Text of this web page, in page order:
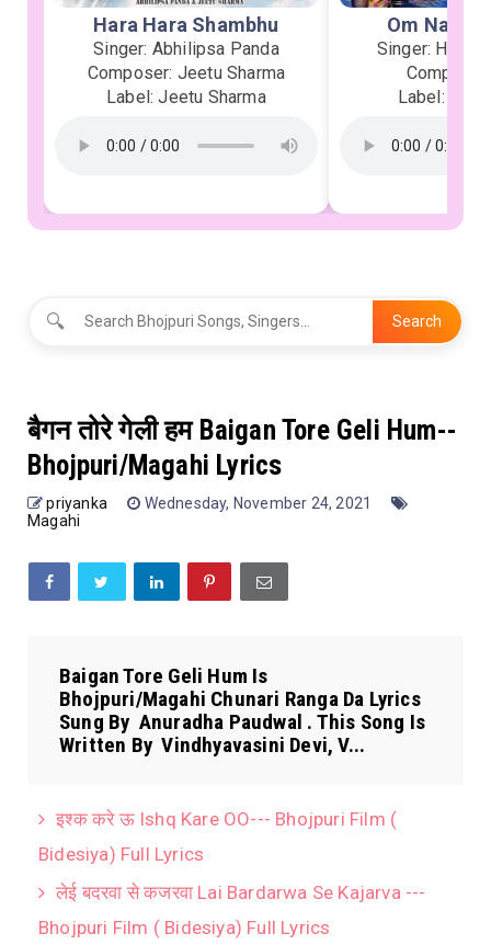
Hara Hara Shambhu
Singer: Abhilipsa Panda
Composer: Jeetu Sharma
Label: Jeetu Sharma
Om
Singer:
Label:
🔍 Search
बैगन तोरे गेली हम Baigan Tore Geli Hum--
Bhojpuri/Magahi Lyrics
priyanka
Wednesday, November 24, 2021
Magahi
Baigan Tore Geli Hum Is
Bhojpuri/Magahi Chunari Ranga Da Lyrics
Sung By Anuradha Paudwal . This Song Is
Written By Vindhyavasini Devi, V...
इश्क करे ऊ Ishq Kare OO--- Bhojpuri Film (
Bidesiya) Full Lyrics
लेई बदरवा से कजरवा Lai Bardarwa Se Kajarva ---
Bhojpuri Film ( Bidesiya) Full Lyrics